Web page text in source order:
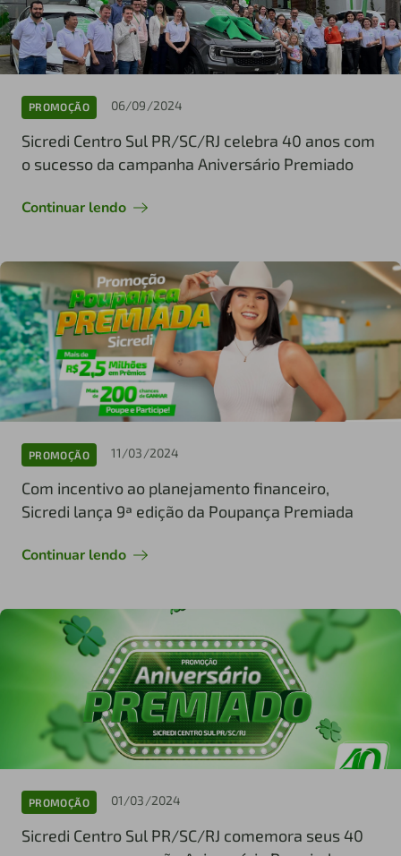
PROMOÇÃO 06/09/2024
Sicredi Centro Sul PR/SC/RJ celebra 40 anos com
o sucesso da campanha Aniversário Premiado
Continuar lendo
PROMOÇÃO 11/03/2024
Com incentivo ao planejamento financeiro,
Sicredi lança 9ª edição da Poupança Premiada
Continuar lendo
PROMOÇÃO 01/03/2024
Sicredi Centro Sul PR/SC/RJ comemora seus 40